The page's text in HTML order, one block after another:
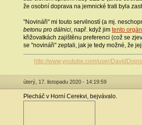
že osobní doprava na jemnické trati byla
"Novináři" mi touto servilností (a mj.
betonu pro dálnici, např. když jim tento
křižovatkách zajištěnu preferenci (což se
se "novináři" zeptali, jak je tedy možné, že
http://www.youtube.com/user/
úterý, 17. listopadu 2020 - 14:19:59
Plecháč v Horní Cerekvi, bejvávalo.